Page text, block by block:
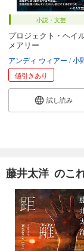
小説・文芸
プロジェクト・ヘイ
メアリー
アンディ ウィアー 小野田
値引きあり
試し読み
藤井太洋 のこ